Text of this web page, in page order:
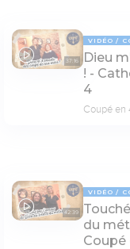
37:16
VIDÉO
Dieu
! -
4
Coupé en
42:39
VIDÉO
du
Coupé